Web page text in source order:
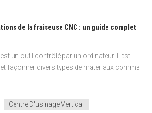
de la fraiseuse CNC : un guide complet
un outil contrôlé par un ordinateur. Il est
façonner divers types de matériaux comme
plastique. Machines CNC sont précis et
ce qui réduit le coût global du
toujours la précisio...
Centre D'usinage Vertical